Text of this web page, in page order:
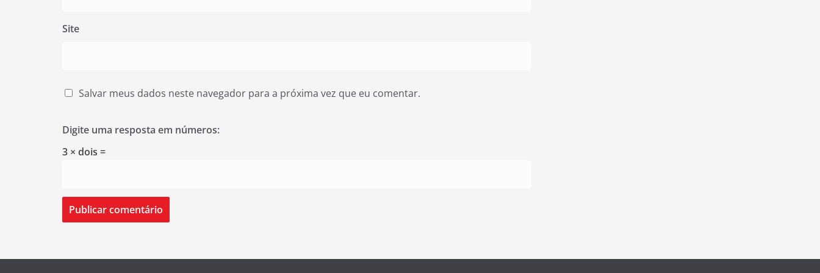
Site
Salvar meus dados neste navegador para a próxima vez que eu comentar.
Digite uma resposta em números:
3 × dois =